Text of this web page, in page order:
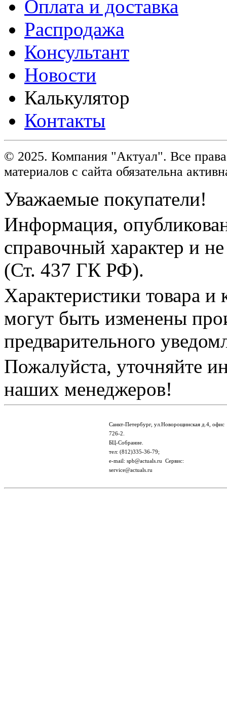
Оплата и доставка
Распродажа
Консультант
Новости
Калькулятор
Контакты
© 2025. Компания "Актуал". Все
материалов с сайта обязательна
Уважаемые покупатели!
Информация,
справочный характер и
(Ст. 437 ГК РФ).
Характеристики товара и
могут быть изменены
предварительного
Пожалуйста, уточняйте
наших менеджеров!
Санкт-Петербург, ул.Новорощинская д.4, офис
726-2.
БЦ-Собрание.
тел: (812)335-36-79;
e-mail: spb@actuals.ru Сервис:
service@actuals.ru